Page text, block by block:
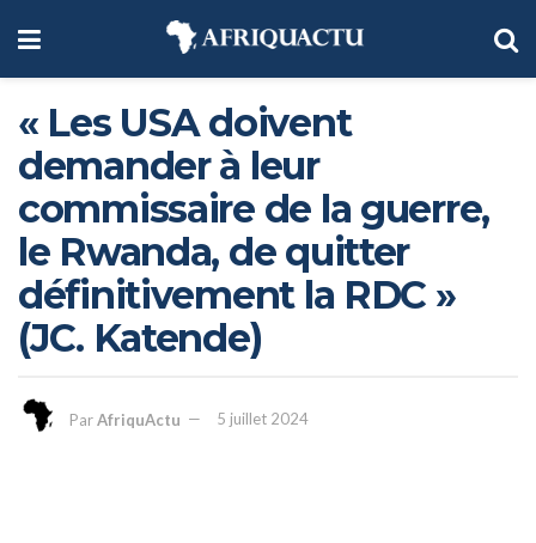
« Les USA doivent
demander à leur
commissaire de la guerre,
le Rwanda, de quitter
définitivement la RDC »
(JC. Katende)
ParAfriquActu 5 juillet 2024